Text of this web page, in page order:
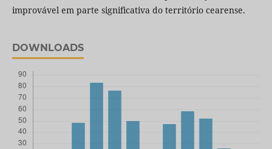
improvável em parte significativa do território cearense.
DOWNLOADS